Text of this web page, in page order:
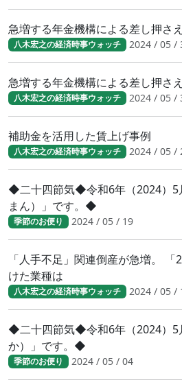
急増する年金機構による差し押さえ
八木宏之の経済時事ウォッチ 2024 / 05 /
急増する年金機構による差し押さえ
八木宏之の経済時事ウォッチ 2024 / 05 /
補助金を活用した賃上げ事例
八木宏之の経済時事ウォッチ 2024 / 05 /
◆二十四節気◆令和6年（2024）5
まん）」です。◆
季節のお便り 2024 / 05 / 19
「人手不足」関連倒産が急増。
けた業種は
八木宏之の経済時事ウォッチ 2024 / 05 /
◆二十四節気◆令和6年（2024）5
か）」です。◆
季節のお便り 2024 / 05 / 04